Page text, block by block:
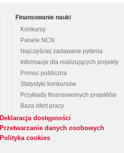
Finansowanie nauki
Konkursy
Panele NCN
Najczęściej zadawane pytania
Informacje dla realizujących projekty
Pomoc publiczna
Statystyki konkursów
Przykłady finansowanych projektów
Baza ofert pracy
Deklaracja dostępności
Przetwarzanie danych osobowych
Polityka cookies